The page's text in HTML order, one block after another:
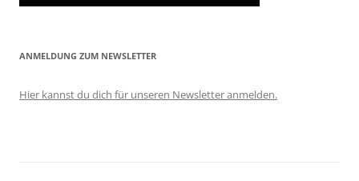
ANMELDUNG ZUM NEWSLETTER
Hier kannst du dich für unseren Newsletter anmelden.